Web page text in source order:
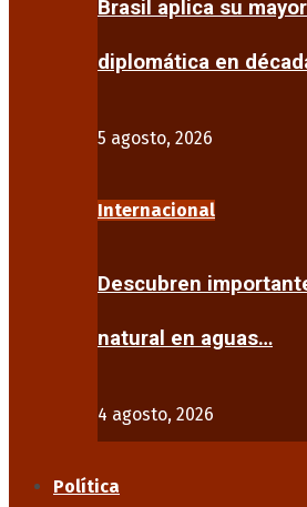
Brasil aplica su
diplomática en
5 agosto, 2026
Internacional
Descubren
natural en aguas…
4 agosto, 2026
Política